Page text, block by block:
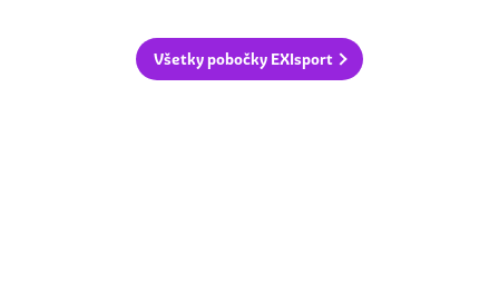
Všetky pobočky EXIsport